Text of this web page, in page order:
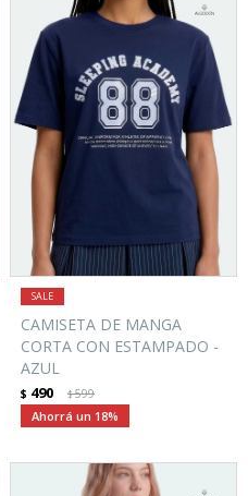
CAMISETA DE MANGA
CORTA CON ESTAMPADO -
AZUL
$ 490 $599
18